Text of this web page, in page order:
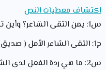
اكتشاف معطيات النص
س1: يمن التقى الشاعر؟ وأين تم اللقاء؟
ج1: التقى الشاعر الأمل ( صديق)، تم ذلك اللقاء في شارع هو أشبه بالزجاج فاقع الضوء
س2: ما هي ردة الفعل لدى الشاعر عند هذا اللقاء؟ وكيف تفسر هذه الردة؟